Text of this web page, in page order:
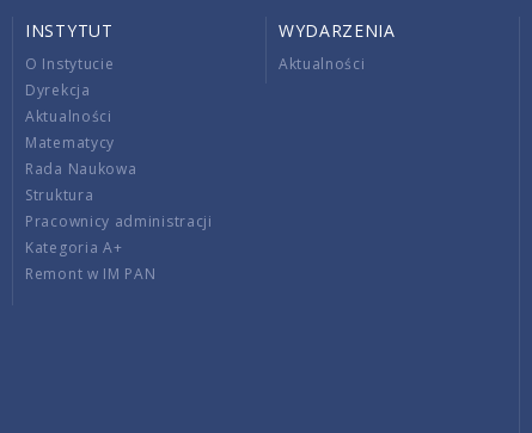
INSTYTUT
O Instytucie
Dyrekcja
Aktualności
Matematycy
Rada Naukowa
Struktura
Pracownicy administracji
Kategoria A+
Remont w IM PAN
WYDARZENIA
Aktualności